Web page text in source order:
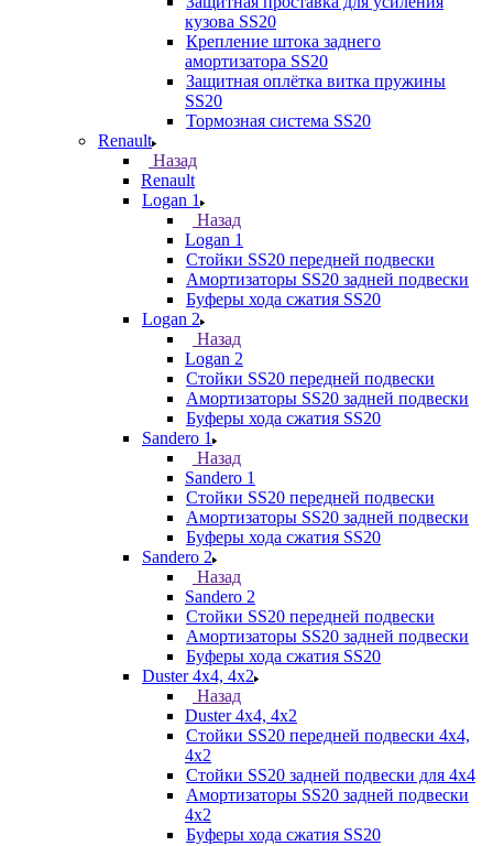
кузова SS20
Крепление штока заднего
амортизатора SS20
Защитная оплётка витка пружины
SS20
Тормозная система SS20
Renault
Назад
Renault
Logan 1
Назад
Logan 1
Стойки SS20 передней подвески
Амортизаторы SS20 задней подвески
Буферы хода сжатия SS20
Logan 2
Назад
Logan 2
Стойки SS20 передней подвески
Амортизаторы SS20 задней подвески
Буферы хода сжатия SS20
Sandero 1
Назад
Sandero 1
Стойки SS20 передней подвески
Амортизаторы SS20 задней подвески
Буферы хода сжатия SS20
Sandero 2
Назад
Sandero 2
Стойки SS20 передней подвески
Амортизаторы SS20 задней подвески
Буферы хода сжатия SS20
Duster 4х4, 4x2
Назад
Duster 4х4, 4x2
Стойки SS20 передней подвески 4х4,
4x2
Стойки SS20 задней подвески для 4х4
Амортизаторы SS20 задней подвески
4х2
Буферы хода сжатия SS20